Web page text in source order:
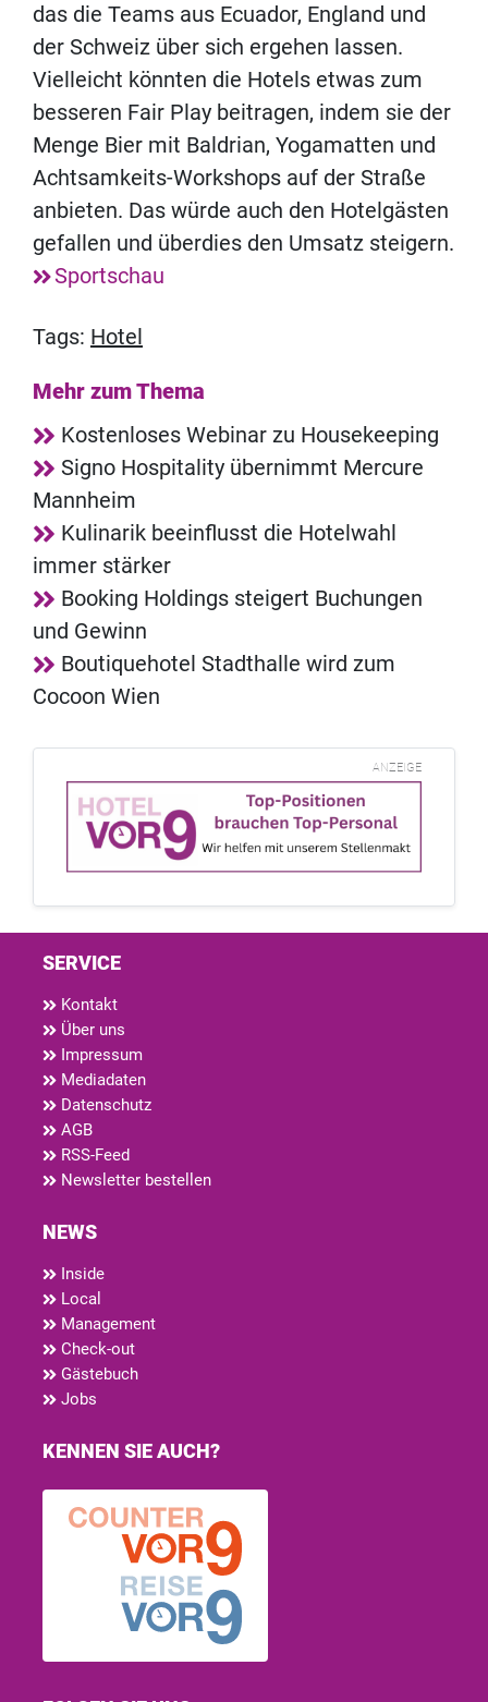
das die Teams aus Ecuador, England und
der Schweiz über sich ergehen lassen.
Vielleicht könnten die Hotels etwas zum
besseren Fair Play beitragen, indem sie der
Menge Bier mit Baldrian, Yogamatten und
Achtsamkeits-Workshops auf der Straße
anbieten. Das würde auch den Hotelgästen
gefallen und überdies den Umsatz steigern.
Sportschau
Tags: Hotel
Mehr zum Thema
Kostenloses Webinar zu Housekeeping
Signo Hospitality übernimmt Mercure
Mannheim
Kulinarik beeinflusst die Hotelwahl
immer stärker
Booking Holdings steigert Buchungen
und Gewinn
Boutiquehotel Stadthalle wird zum
Cocoon Wien
ANZEIGE
SERVICE
Kontakt
Über uns
Impressum
Mediadaten
Datenschutz
AGB
RSS-Feed
Newsletter bestellen
NEWS
Inside
Local
Management
Check-out
Gästebuch
Jobs
KENNEN SIE AUCH?